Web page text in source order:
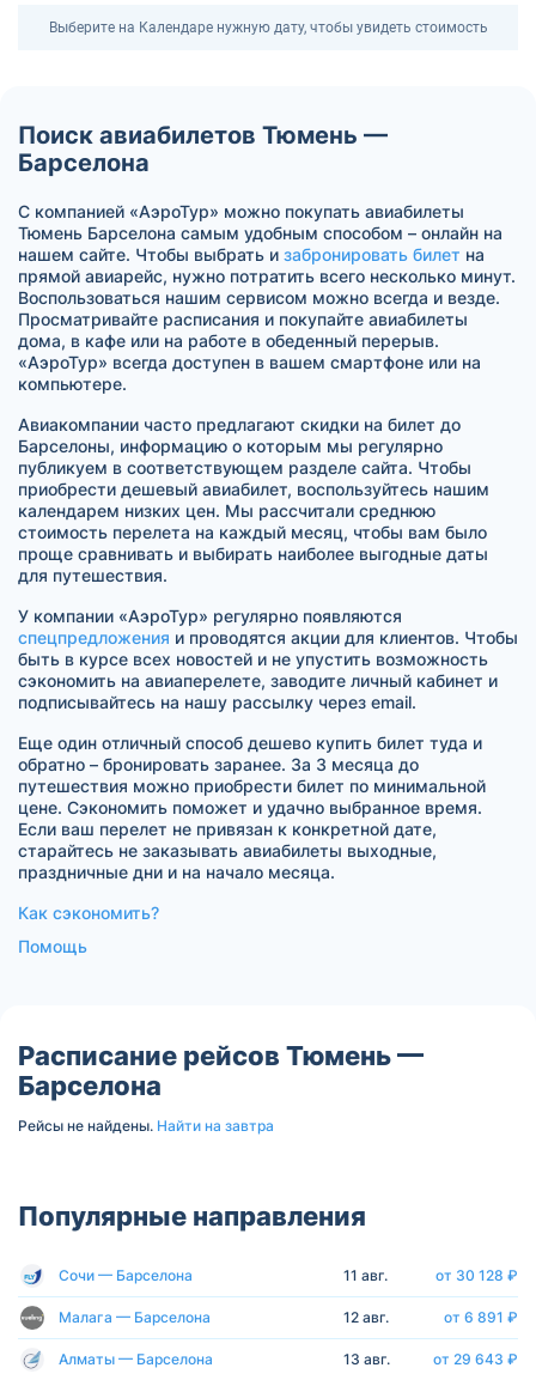
Выберите на Календаре нужную дату, чтобы увидеть стоимость
Поиск авиабилетов Тюмень —
Барселона
С компанией «АэроТур» можно покупать авиабилеты
Тюмень Барселона самым удобным способом – онлайн на
нашем сайте. Чтобы выбрать и забронировать билет на
прямой авиарейс, нужно потратить всего несколько минут.
Воспользоваться нашим сервисом можно всегда и везде.
Просматривайте расписания и покупайте авиабилеты
дома, в кафе или на работе в обеденный перерыв.
«АэроТур» всегда доступен в вашем смартфоне или на
компьютере.
Авиакомпании часто предлагают скидки на билет до
Барселоны, информацию о которым мы регулярно
публикуем в соответствующем разделе сайта. Чтобы
приобрести дешевый авиабилет, воспользуйтесь нашим
календарем низких цен. Мы рассчитали среднюю
стоимость перелета на каждый месяц, чтобы вам было
проще сравнивать и выбирать наиболее выгодные даты
для путешествия.
У компании «АэроТур» регулярно появляются
спецпредложения и проводятся акции для клиентов. Чтобы
быть в курсе всех новостей и не упустить возможность
сэкономить на авиаперелете, заводите личный кабинет и
подписывайтесь на нашу рассылку через email.
Еще один отличный способ дешево купить билет туда и
обратно – бронировать заранее. За 3 месяца до
путешествия можно приобрести билет по минимальной
цене. Сэкономить поможет и удачно выбранное время.
Если ваш перелет не привязан к конкретной дате,
старайтесь не заказывать авиабилеты выходные,
праздничные дни и на начало месяца.
Как сэкономить?
Помощь
Расписание рейсов Тюмень —
Барселона
Рейсы не найдены. Найти на завтра
Популярные направления
Сочи — Барселона 11 авг. от 30 128 ₽
Малага — Барселона 12 авг. от 6 891 ₽
Алматы — Барселона 13 авг. от 29 643 ₽